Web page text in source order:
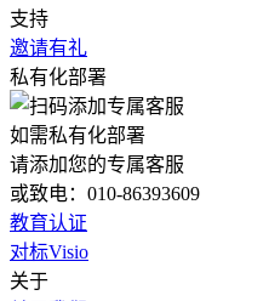
支持
邀请有礼
私有化部署
如需私有化部署
请添加您的专属客服
或致电：010-86393609
教育认证
对标Visio
关于